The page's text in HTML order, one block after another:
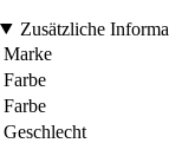
Zusätzliche
Marke
Farbe
Farbe
Geschlecht